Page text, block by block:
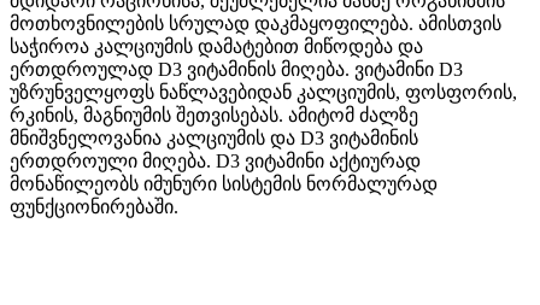
მოთხოვნილების სრულად დაკმაყოფილება. ამისთვის
საჭიროა კალციუმის დამატებით მიწოდება და
ერთდროულად D3 ვიტამინის მიღება. ვიტამინი D3
უზრუნველყოფს ნაწლავებიდან კალციუმის, ფოსფორის,
რკინის, მაგნიუმის შეთვისებას. ამიტომ ძალზე
მნიშვნელოვანია კალციუმის და D3 ვიტამინის
ერთდროული მიღება. D3 ვიტამინი აქტიურად
მონაწილეობს იმუნური სისტემის ნორმალურად
ფუნქციონირებაში.